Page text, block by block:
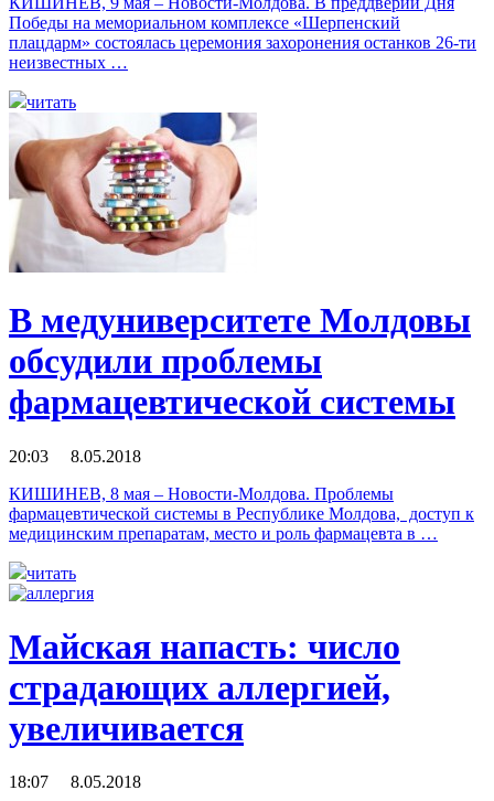
Победы на мемориальном комплексе «Шерпенский
плацдарм» состоялась церемония захоронения останков 26-ти
неизвестных …
читать
В медуниверситете Молдовы
обсудили проблемы
фармацевтической системы
20:03 8.05.2018
КИШИНЕВ, 8 мая – Новости-Молдова. Проблемы
фармацевтической системы в Республике Молдова, доступ к
медицинским препаратам, место и роль фармацевта в …
читать
Майская напасть: число
страдающих аллергией,
увеличивается
18:07 8.05.2018